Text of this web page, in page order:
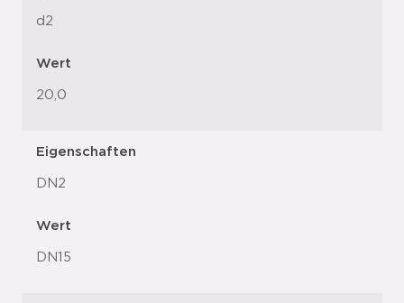
d2
Wert
20,0
Eigenschaften
DN2
Wert
DN15